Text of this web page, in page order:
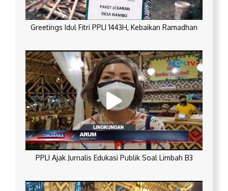
Greetings Idul Fitri PPLI 1443H, Kebaikan Ramadhan
PPLI Ajak Jurnalis Edukasi Publik Soal Limbah B3